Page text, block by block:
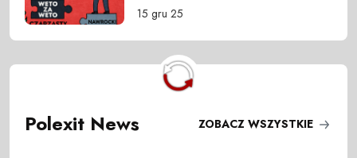
15 gru 25
Polexit News ZOBACZ WSZYSTKIE